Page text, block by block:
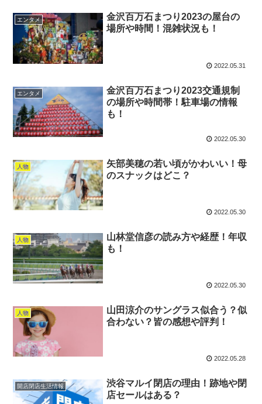
エンタメ
金沢百万石まつり2023の屋台の
場所や時間！混雑状況も！
2022.05.31
エンタメ
金沢百万石まつり2023交通規制
の場所や時間帯！駐車場の情報
も！
2022.05.30
人物
矢部美穂の若い頃がかわいい！母
のスナックはどこ？
2022.05.30
人物
山林堂信彦の読み方や経歴！年収
も！
2022.05.30
人物
山田涼介のサングラス似合う？似
合わない？皆の感想や評判！
2022.05.28
開店閉店生活情報
渋谷マルイ閉店の理由！跡地や閉
店セールはある？